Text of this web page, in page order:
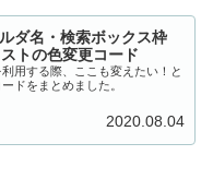
ダ名・検索ボックス枠
トの色変更コード
用する際、ここも変えたい！と
ドをまとめました。
2020.08.04